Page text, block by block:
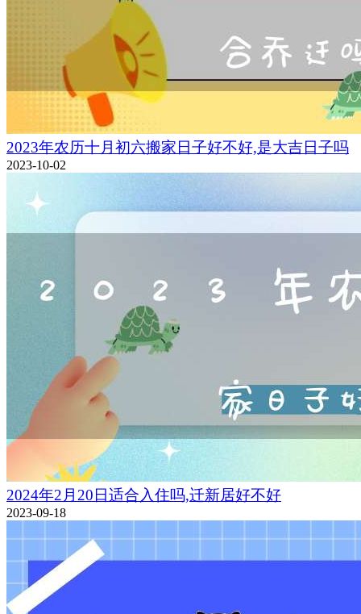
2023年农历十月初六搬家日子好不好,是大吉日子吗
2023-10-02
2024年2月20日适合入住吗,迁新居好不好
2023-09-18